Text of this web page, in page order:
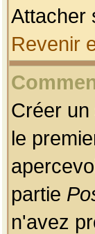
Attacher
Revenir
Créer
le
partie
n'avez